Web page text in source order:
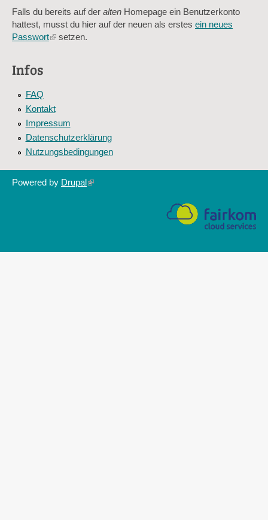
Falls du bereits auf der alten Homepage ein Benutzerkonto
hattest, musst du hier auf der neuen als erstes ein neues
Passwort(linksetzen.
Infos
FAQ
Kontakt
Impressum
Datenschutzerklärung
Nutzungsbedingungen
Powered by Drupal(link